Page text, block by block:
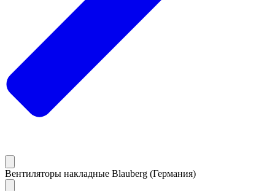
Вентиляторы накладные Blauberg (Германия)